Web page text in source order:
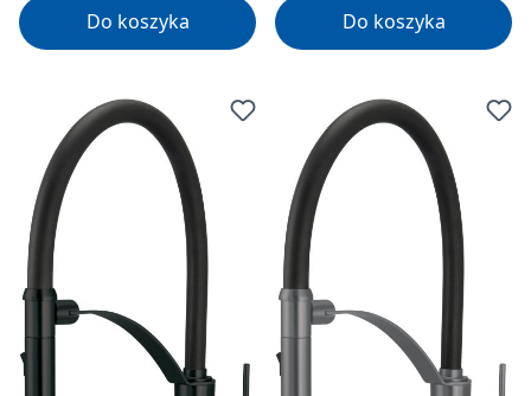
Do koszyka Do koszyka